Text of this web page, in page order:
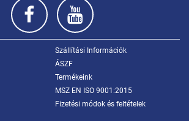
Szállítási Információk
ÁSZF
Termékeink
MSZ EN ISO 9001:2015
Fizetési módok és feltételek